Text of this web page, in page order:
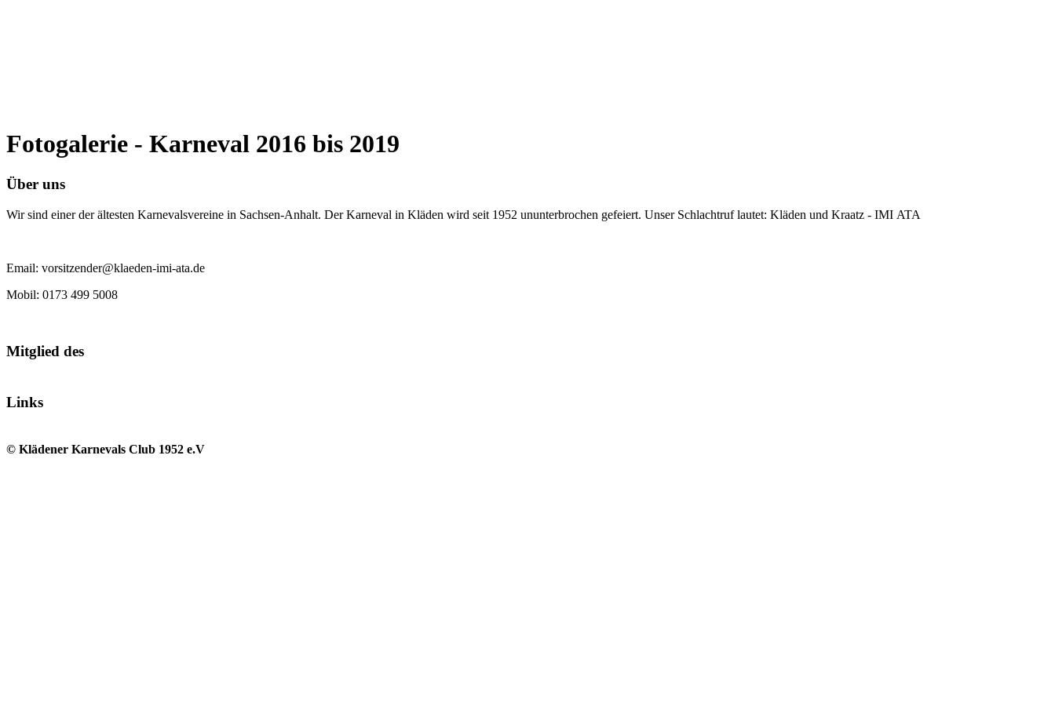
Fotogalerie - Karneval 2016 bis 2019
Über uns
Wir sind einer der ältesten Karnevalsvereine in Sachsen-Anhalt. Der Karneval in Kläden wird seit 1952 ununterbrochen gefeiert. Unser Schlachtruf lautet: Kläden und Kraatz - IMI ATA
Email: vorsitzender@klaeden-imi-ata.de
Mobil: 0173 499 5008
Mitglied des
Links
© Klädener Karnevals Club 1952 e.V